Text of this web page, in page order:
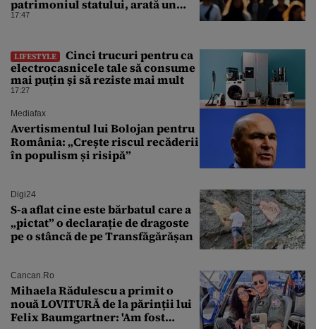
patrimoniul statului, arată un
sondaj
17:47
LIFESTYLE
Cinci trucuri pentru ca
electrocasnicele tale să consume
mai puțin și să reziste mai mult
17:27
Mediafax
Avertismentul lui Bolojan pentru
România: „Crește riscul recăderii
în populism și risipă”
Digi24
S-a aflat cine este bărbatul care a
„pictat” o declarație de dragoste
pe o stâncă de pe Transfăgărășan
Cancan.ro
Mihaela Rădulescu a primit o
nouă LOVITURĂ de la părinții lui
Felix Baumgartner: 'Am fost